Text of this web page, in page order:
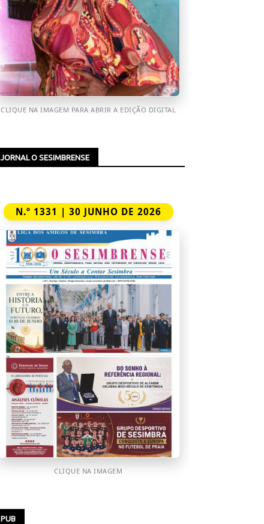
CLIQUE NA IMAGEM PARA ABRIR A EDIÇÃO DIGITAL
JORNAL O SESIMBRENSE
N.º 1331 | 30 JUNHO DE 2026
CLIQUE NA IMAGEM
PUB